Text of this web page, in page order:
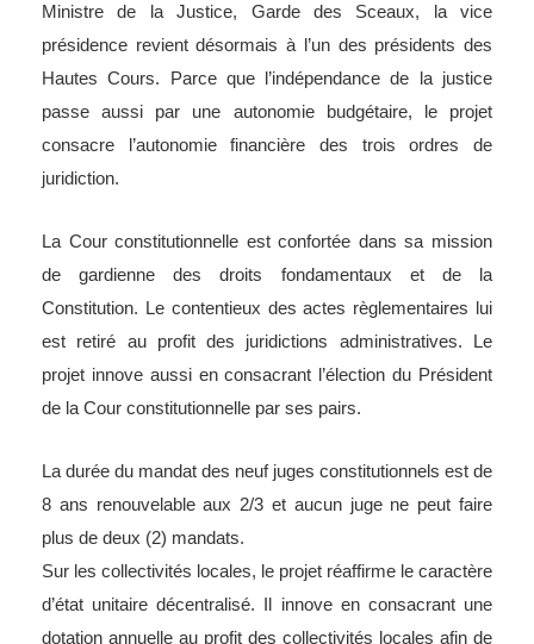
Ministre de la Justice, Garde des Sceaux, la vice
présidence revient désormais à l’un des présidents des
Hautes Cours. Parce que l’indépendance de la justice
passe aussi par une autonomie budgétaire, le projet
consacre l’autonomie financière des trois ordres de
juridiction.
La Cour constitutionnelle est confortée dans sa mission
de gardienne des droits fondamentaux et de la
Constitution. Le contentieux des actes règlementaires lui
est retiré au profit des juridictions administratives. Le
projet innove aussi en consacrant l’élection du Président
de la Cour constitutionnelle par ses pairs.
La durée du mandat des neuf juges constitutionnels est de
8 ans renouvelable aux 2/3 et aucun juge ne peut faire
plus de deux (2) mandats.
Sur les collectivités locales, le projet réaffirme le caractère
d’état unitaire décentralisé. Il innove en consacrant une
dotation annuelle au profit des collectivités locales afin de